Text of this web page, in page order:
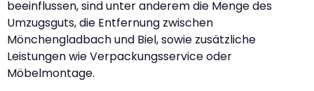
beeinflussen, sind unter anderem die Menge des
Umzugsguts, die Entfernung zwischen
Mönchengladbach und Biel, sowie zusätzliche
Leistungen wie Verpackungsservice oder
Möbelmontage.